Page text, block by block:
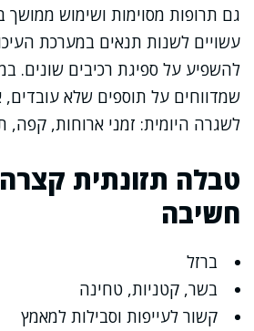
גם תרופות מסוימות ושימוש ממושך
עשויים לשנות תנאים במערכת
להשפיע על ספיגת רכיבים שונים.
שמדווחים על תוספים שלא עובדים,
לשגרה היומית: זמני ארוחות, קפה,
טבלה תזונתית
חשיבה
ברזל
בשר, קטניות, טחינה
קשור לעייפות וסבילות למאמץ